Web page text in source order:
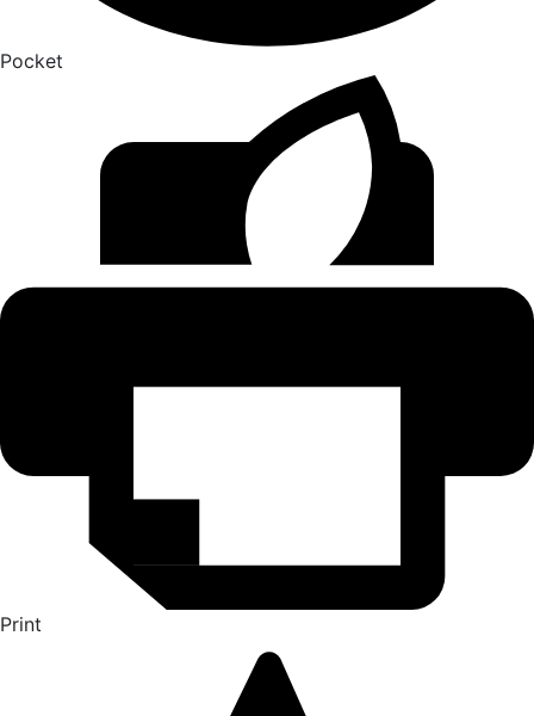
Pocket
Print